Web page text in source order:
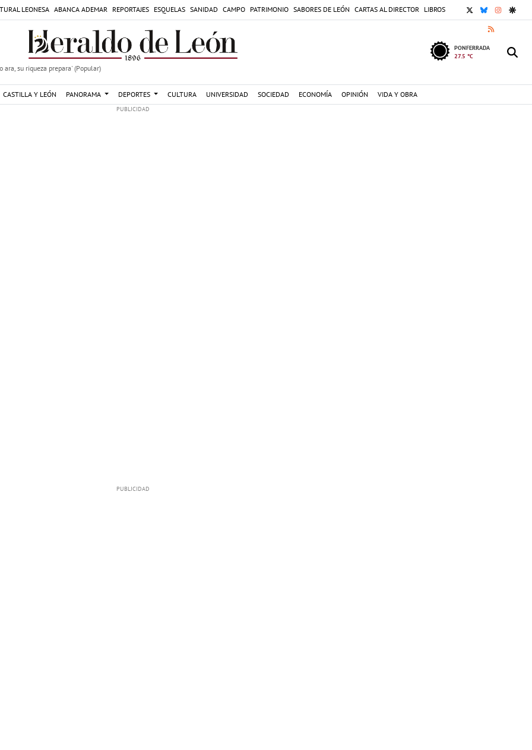
LEONESA ABANCA ADEMAR REPORTAJES ESQUELAS SANIDAD CAMPO PATRIMONIO SABORES DE LEÓN CARTAS AL DIRECTOR LIBROS X BLUESKY
RSS
ara, su riqueza prepara' (Popular)
PONFERRADA
27.5 °C
CASTILLA Y LEÓN PANORAMA DEPORTES CULTURA UNIVERSIDAD SOCIEDAD ECONOMÍA OPINIÓN VIDA Y OBRA